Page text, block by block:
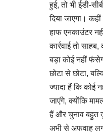
हुई, तो भी ईडी-
दिया जाएगा।
हाफ एनकाउंटर
कार्रवाई तो
बड़ा कोई नहीं
छोटा से छोटा,
ज्यादा‌ हैं कि कोई
जाएंगे, क्योंकि
हैं और चुनाव बहुत
अभी से अफवाह